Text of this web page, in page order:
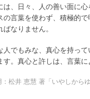
は、日々、人の善い面に
の言葉を使わず、積極的
ばなりません。
人でもみな、真心を持っ
す。真心と許しは、言葉
：松井 恵慧 著「いやしから